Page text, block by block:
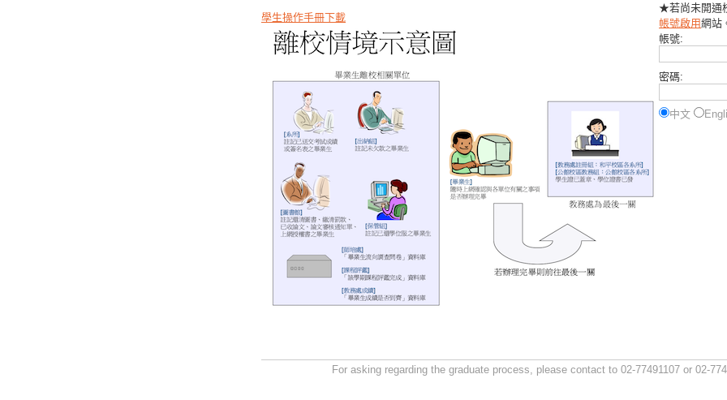
學生操作手冊下載
★若尚未開通
帳號啟用網站
帳號:
密碼:
中文
For asking regarding the graduate process, please contact to 02-77491107 or 02-